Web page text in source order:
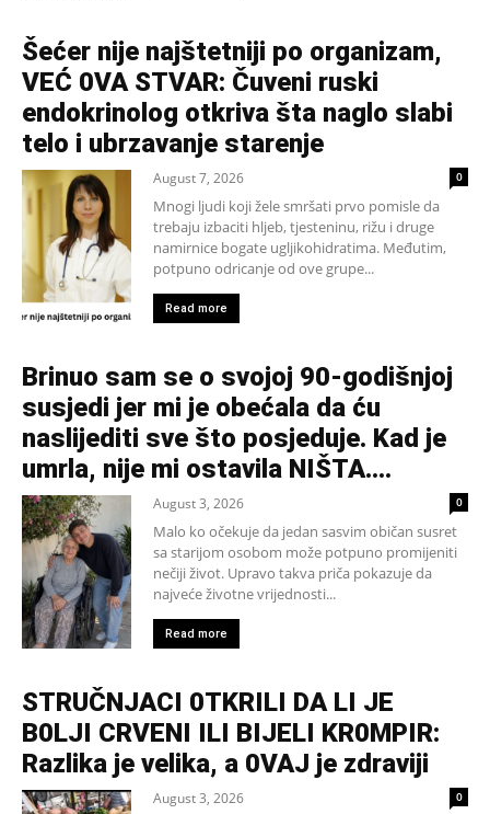
Šećer nije najštetniji po organizam,
VEĆ 0VA STVAR: Čuveni ruski
endokrinolog otkriva šta naglo slabi
telo i ubrzavanje starenje
August 7, 2026 0
Mnogi ljudi koji žele smršati prvo pomisle da
trebaju izbaciti hljeb, tjesteninu, rižu i druge
namirnice bogate ugljikohidratima. Međutim,
potpuno odricanje od ove grupe...
Read more
Brinuo sam se o svojoj 90-godišnjoj
susjedi jer mi je obećala da ću
naslijediti sve što posjeduje. Kad je
umrla, nije mi ostavila NIŠTA....
August 3, 2026 0
Malo ko očekuje da jedan sasvim običan susret
sa starijom osobom može potpuno promijeniti
nečiji život. Upravo takva priča pokazuje da
najveće životne vrijednosti...
Read more
STRUČNJACI 0TKRILI DA LI JE
B0LJI CRVENI ILI BIJELI KR0MPIR:
Razlika je velika, a 0VAJ je zdraviji
August 3, 2026 0